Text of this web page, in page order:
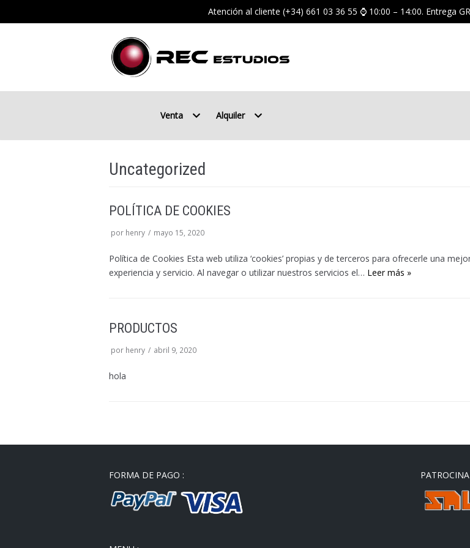
al
Atención al cliente (+34) 661 03 36 55 ⌚ 10:00 – 14:00. Entrega
Venta Alquiler
Uncategorized
POLÍTICA DE COOKIES
por henry mayo 15, 2020
Política de Cookies Esta web utiliza ‘cookies’ propias y de terceros para ofrecerle una
experiencia y servicio. Al navegar o utilizar nuestros servicios el… Leer más »
PRODUCTOS
por henry abril 9, 2020
hola
FORMA DE PAGO :